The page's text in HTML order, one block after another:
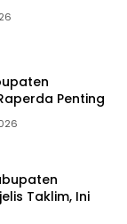
Penting
Taklim, Ini